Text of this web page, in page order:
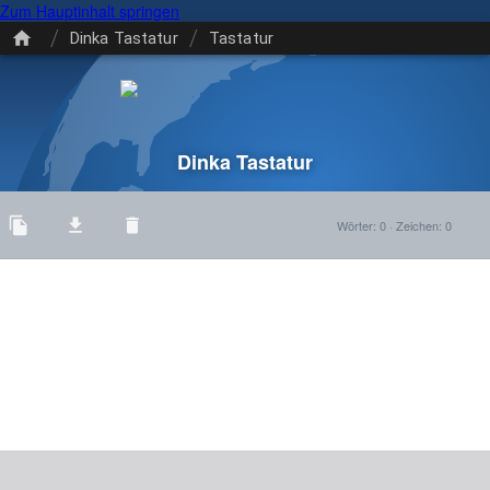
Zum Hauptinhalt springen
/ Dinka Tastatur / Tastatur
Dinka Tastatur
Wörter: 0 · Zeichen: 0